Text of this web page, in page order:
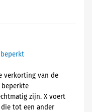
verkorting van de
zijn. X voert
tot een ander